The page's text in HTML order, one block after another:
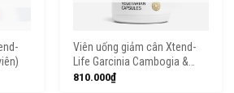
Viên uống giảm cân Xtend-
Life Garcinia Cambogia &
Green Coffee Bean (90 viên)
810.000₫